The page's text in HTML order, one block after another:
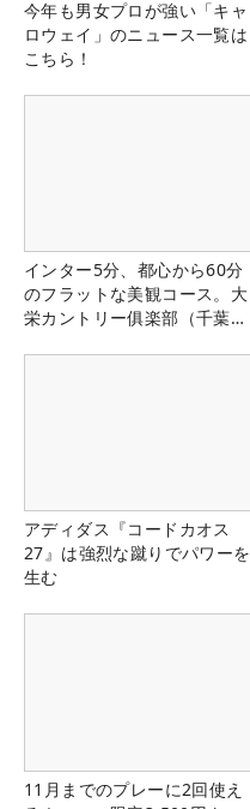
今年も男女プロが強い「キャ
ロウェイ」のニュース一覧は
こちら！
インター5分、都心から60分
のフラットな美観コース。大
栄カントリー俱楽部（千葉
アディダス『コードカオス
27』は強烈な蹴りでパワーを
生む
11月までのプレーに2回使え